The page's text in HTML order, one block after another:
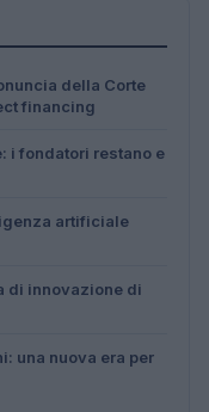
della Corte
financing
i fondatori restano e
artificiale
di innovazione di
una nuova era per